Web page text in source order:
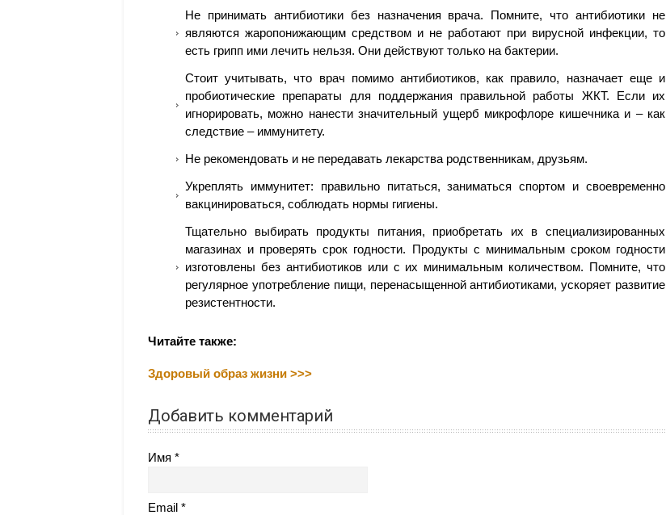
Не принимать антибиотики без назначения врача. Помните, что антибиотики не
являются жаропонижающим средством и не работают при вирусной инфекции, то
есть грипп ими лечить нельзя. Они действуют только на бактерии.
Стоит учитывать, что врач помимо антибиотиков, как правило, назначает еще и
пробиотические препараты для поддержания правильной работы ЖКТ. Если их
игнорировать, можно нанести значительный ущерб микрофлоре кишечника и – как
следствие – иммунитету.
Не рекомендовать и не передавать лекарства родственникам, друзьям.
Укреплять иммунитет: правильно питаться, заниматься спортом и своевременно
вакцинироваться, соблюдать нормы гигиены.
Тщательно выбирать продукты питания, приобретать их в специализированных
магазинах и проверять срок годности. Продукты с минимальным сроком годности
изготовлены без антибиотиков или с их минимальным количеством. Помните, что
регулярное употребление пищи, перенасыщенной антибиотиками, ускоряет развитие
резистентности.
Читайте также:
Здоровый образ жизни >>>
Добавить комментарий
Имя
Email